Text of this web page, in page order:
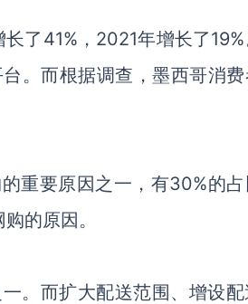
了41%，2021年增长了
。而根据调查，墨西哥消
重要原因之一，有30%的
的原因。
。而扩大配送范围、增设